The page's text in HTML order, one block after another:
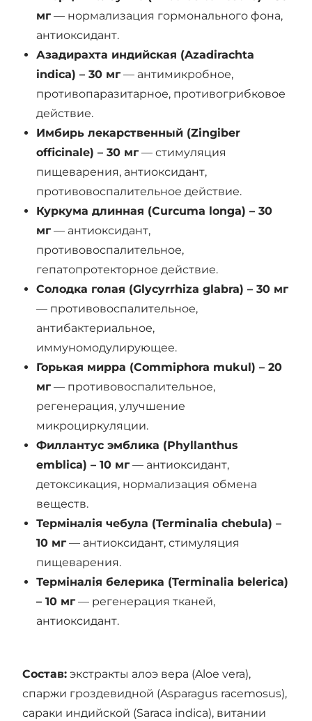
мг — нормализация гормонального фона,
антиоксидант.
Азадирахта индийская (Azadirachta
indica) – 30 мг — антимикробное,
противопаразитарное, противогрибковое
действие.
Имбирь лекарственный (Zingiber
officinale) – 30 мг — стимуляция
пищеварения, антиоксидант,
противовоспалительное действие.
Куркума длинная (Curcuma longa) – 30
мг — антиоксидант,
противовоспалительное,
гепатопротекторное действие.
Солодка голая (Glycyrrhiza glabra) – 30 мг
— противовоспалительное,
антибактериальное,
иммуномодулирующее.
Горькая мирра (Commiphora mukul) – 20
мг — противовоспалительное,
регенерация, улучшение
микроциркуляции.
Филлантус эмблика (Phyllanthus
emblica) – 10 мг — антиоксидант,
детоксикация, нормализация обмена
веществ.
Терміналія чебула (Terminalia chebula) –
10 мг — антиоксидант, стимуляция
пищеварения.
Терміналія белерика (Terminalia belerica)
– 10 мг — регенерация тканей,
антиоксидант.
Состав: экстракты алоэ вера (Aloe vera),
спаржи гроздевидной (Asparagus racemosus),
сараки индийской (Saraca indica), витании